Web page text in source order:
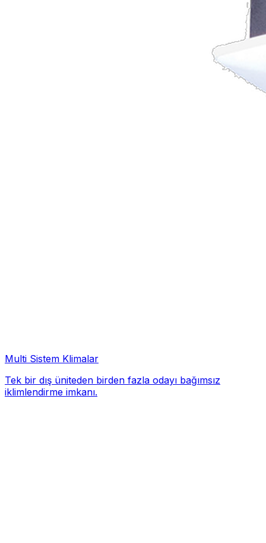
Multi Sistem Klimalar
Tek bir dış üniteden birden fazla odayı bağımsız
iklimlendirme imkanı.